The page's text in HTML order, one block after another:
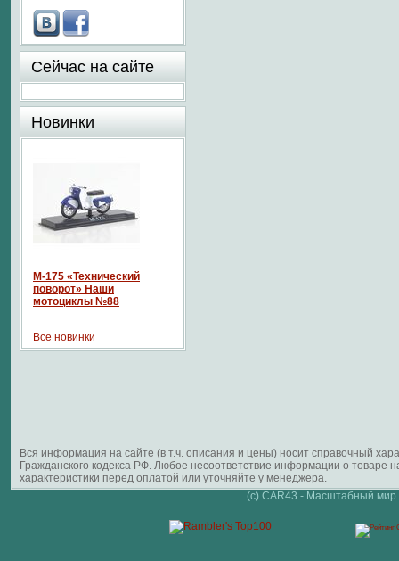
Сейчас на сайте
Новинки
М-175 «Технический
поворот» Наши
мотоциклы №88
Все новинки
Вся информация на сайте (в т.ч. описания и цены) носит справочный
Гражданского кодекса РФ. Любое несоответствие информации о
характеристики перед оплатой или уточняйте у менеджера.
(c) CAR43 - Масштабный мир